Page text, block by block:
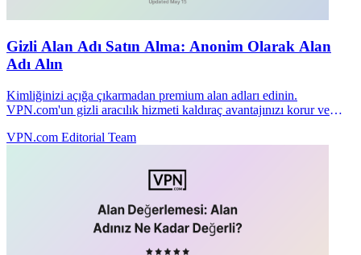
Gizli Alan Adı Satın Alma: Anonim Olarak Alan
Adı Alın
Kimliğinizi açığa çıkarmadan premium alan adları edinin.
VPN.com'un gizli aracılık hizmeti kaldıraç avantajınızı korur ve
VPN.com Editorial Team